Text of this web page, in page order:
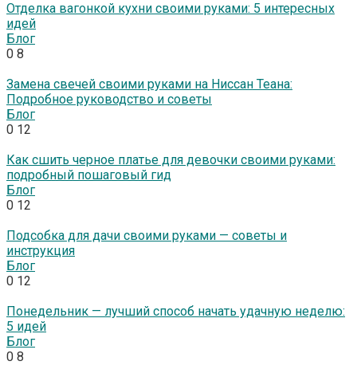
Отделка вагонкой кухни своими руками: 5 интересных
идей
Блог
0 8
Замена свечей своими руками на Ниссан Теана:
Подробное руководство и советы
Блог
0 12
Как сшить черное платье для девочки своими руками:
подробный пошаговый гид
Блог
0 12
Подсобка для дачи своими руками — советы и
инструкция
Блог
0 12
Понедельник — лучший способ начать удачную неделю:
5 идей
Блог
0 8